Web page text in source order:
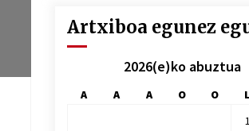
Artxiboa egunez
2026(e)ko abuztua
A A A O O L
1